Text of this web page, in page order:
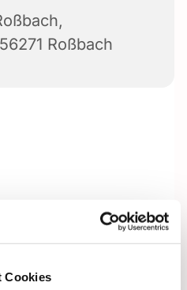
Cookies
Roßbach